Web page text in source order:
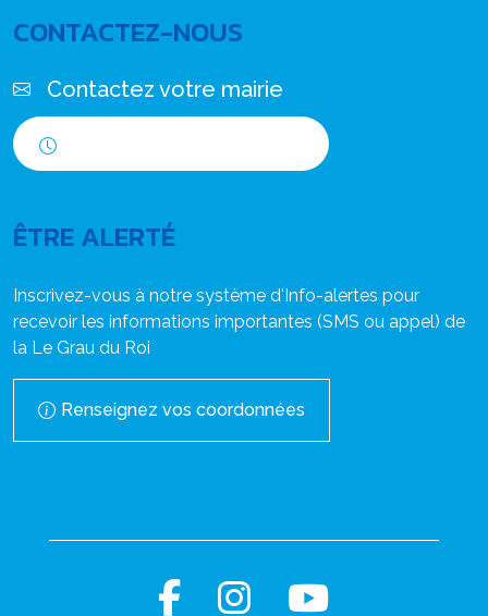
CONTACTEZ-NOUS
Contactez votre mairie
ÊTRE ALERTÉ
Inscrivez-vous à notre système d'Info-alertes pour
recevoir les informations importantes (SMS ou appel) de
la Le Grau du Roi
Renseignez vos coordonnées